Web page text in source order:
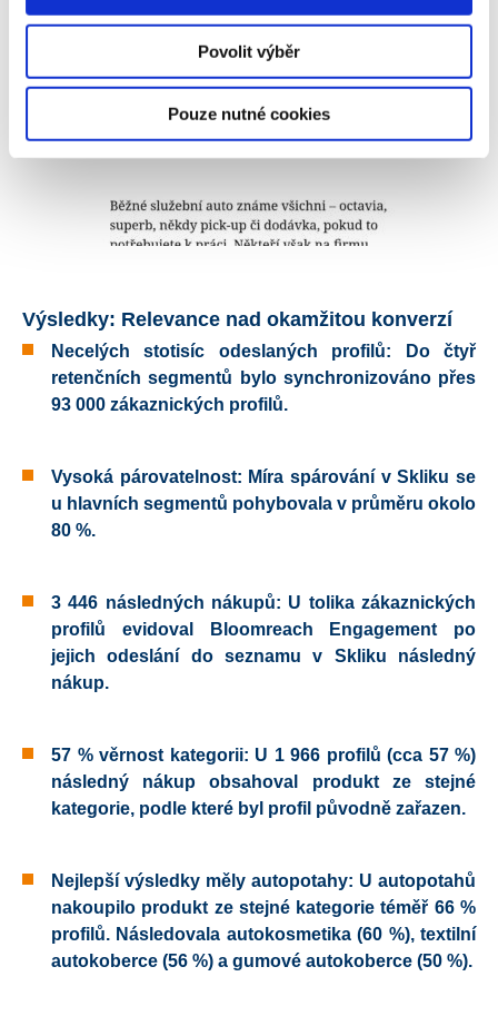
Povolit výběr
Pouze nutné cookies
Výsledky: Relevance nad okamžitou konverzí
Necelých stotisíc odeslaných profilů: Do čtyř
retenčních segmentů bylo synchronizováno přes
93 000 zákaznických profilů.
Vysoká párovatelnost: Míra spárování v Skliku se
u hlavních segmentů pohybovala v průměru okolo
80 %.
3 446 následných nákupů: U tolika zákaznických
profilů evidoval Bloomreach Engagement po
jejich odeslání do seznamu v Skliku následný
nákup.
57 % věrnost kategorii: U 1 966 profilů (cca 57 %)
následný nákup obsahoval produkt ze stejné
kategorie, podle které byl profil původně zařazen.
Nejlepší výsledky měly autopotahy: U autopotahů
nakoupilo produkt ze stejné kategorietéměř 66 %
profilů. Následovala autokosmetika (60 %), textilní
autokoberce (56 %) a gumové autokoberce (50 %).